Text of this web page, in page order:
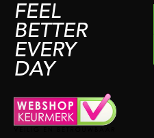
FEEL
BETTER
EVERY
DAY